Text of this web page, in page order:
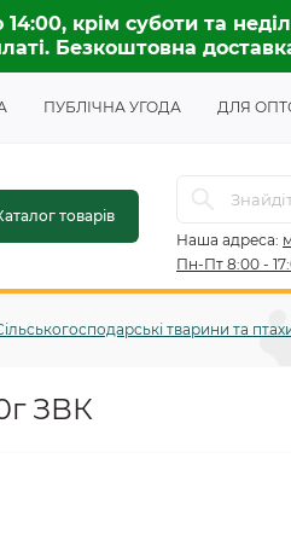
крім суботи та
Безкоштовна
ПУБЛІЧНА УГОДА ДЛЯ
товарів
Наша адреса:
Пн-Пт 8:00 -
тварини та
ЗВК